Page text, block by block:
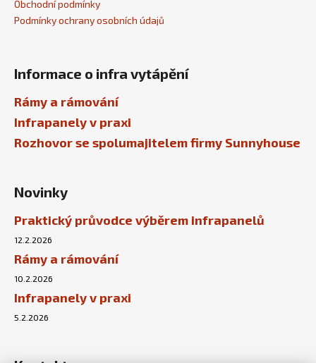
Obchodní podmínky
Podmínky ochrany osobních údajů
Informace o infra vytápění
Rámy a rámování
Infrapanely v praxi
Rozhovor se spolumajitelem firmy Sunnyhouse
Novinky
Praktický průvodce výběrem infrapanelů
12.2.2026
Rámy a rámování
10.2.2026
Infrapanely v praxi
5.2.2026